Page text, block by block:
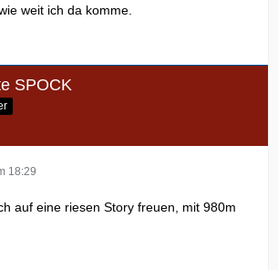
weit ich da komme.
SPOCK
18:29
auf eine riesen Story freuen, mit 980m